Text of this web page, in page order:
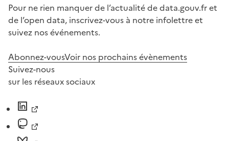
Pour ne rien manquer de l’actualité de data.gouv.fr et
de l’open data, inscrivez-vous à notre infolettre et
suivez nos événements.
Abonnez-vousVoir nos prochains évènements
Suivez-nous
sur les réseaux sociaux